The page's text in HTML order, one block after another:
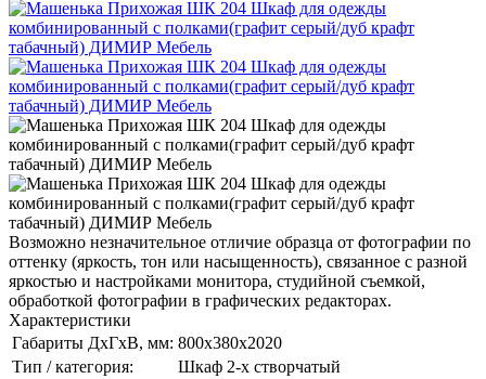
Возможно незначительное отличие образца от фотографии по
оттенку (яркость, тон или насыщенность), связанное с разной
яркостью и настройками монитора, студийной съемкой,
обработкой фотографии в графических редакторах.
Характеристики
Габариты ДхГхВ, мм: 800х380х2020
Тип / категория:
Шкаф 2-х створчатый